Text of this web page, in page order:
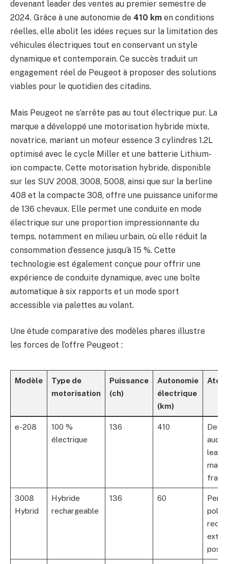
devenant leader des ventes au premier semestre de
2024. Grâce à une autonomie de 410 km en conditions
réelles, elle abolit les idées reçues sur la limitation des
véhicules électriques tout en conservant un style
dynamique et contemporain. Ce succès traduit un
engagement réel de Peugeot à proposer des solutions
viables pour le quotidien des citadins.
Mais Peugeot ne s’arrête pas au tout électrique pur. La
marque a développé une motorisation hybride mixte,
novatrice, mariant un moteur essence 3 cylindres 1.2L
optimisé avec le cycle Miller et une batterie Lithium-
ion compacte. Cette motorisation hybride, disponible
sur les SUV 2008, 3008, 5008, ainsi que sur la berline
408 et la compacte 308, offre une puissance uniforme
de 136 chevaux. Elle permet une conduite en mode
électrique sur une proportion impressionnante du
temps, notamment en milieu urbain, où elle réduit la
consommation d’essence jusqu’à 15 %. Cette
technologie est également conçue pour offrir une
expérience de conduite dynamique, avec une boîte
automatique à six rapports et un mode sport
accessible via palettes au volant.
Une étude comparative des modèles phares illustre
les forces de l’offre Peugeot :
Modèle
Type de
motorisation
Puissance
(ch)
Autonomie
électrique
(km)
e-208
100 %
électrique
136 410
3008
Hybrid
Hybride
rechargeable
136 60